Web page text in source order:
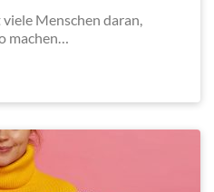
Menschen daran,
machen…